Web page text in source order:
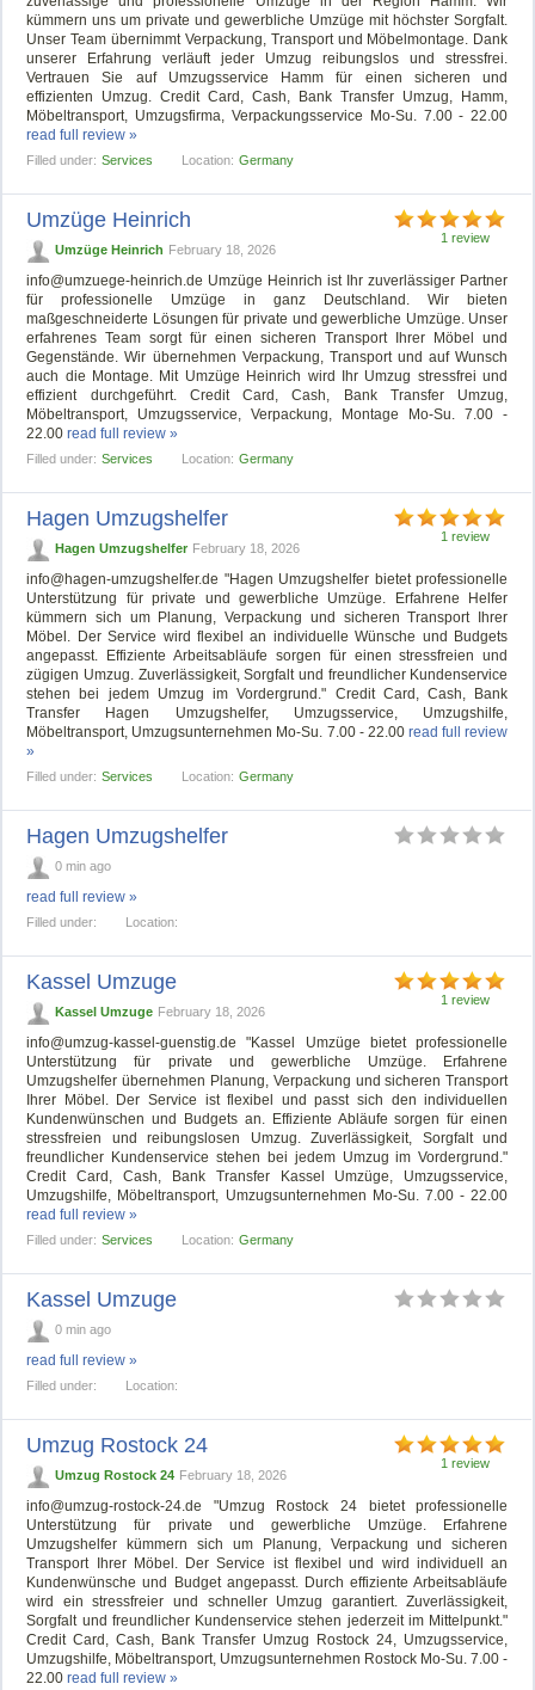
kümmern uns um private und gewerbliche Umzüge mit höchster Sorgfalt.
Unser Team übernimmt Verpackung, Transport und Möbelmontage. Dank
unserer Erfahrung verläuft jeder Umzug reibungslos und stressfrei.
Vertrauen Sie auf Umzugsservice Hamm für einen sicheren und
effizienten Umzug. Credit Card, Cash, Bank Transfer Umzug, Hamm,
Möbeltransport, Umzugsfirma, Verpackungsservice Mo-Su. 7.00 - 22.00
read full review »
Filled under: Services Location: Germany
1 review
Umzüge Heinrich
Umzüge Heinrich February 18, 2026
info@umzuege-heinrich.de Umzüge Heinrich ist Ihr zuverlässiger Partner
für professionelle Umzüge in ganz Deutschland. Wir bieten
maßgeschneiderte Lösungen für private und gewerbliche Umzüge. Unser
erfahrenes Team sorgt für einen sicheren Transport Ihrer Möbel und
Gegenstände. Wir übernehmen Verpackung, Transport und auf Wunsch
auch die Montage. Mit Umzüge Heinrich wird Ihr Umzug stressfrei und
effizient durchgeführt. Credit Card, Cash, Bank Transfer Umzug,
Möbeltransport, Umzugsservice, Verpackung, Montage Mo-Su. 7.00 -
22.00read full review »
Filled under: Services Location: Germany
1 review
Hagen Umzugshelfer
Hagen Umzugshelfer February 18, 2026
info@hagen-umzugshelfer.de "Hagen Umzugshelfer bietet professionelle
Unterstützung für private und gewerbliche Umzüge. Erfahrene Helfer
kümmern sich um Planung, Verpackung und sicheren Transport Ihrer
Möbel. Der Service wird flexibel an individuelle Wünsche und Budgets
angepasst. Effiziente Arbeitsabläufe sorgen für einen stressfreien und
zügigen Umzug. Zuverlässigkeit, Sorgfalt und freundlicher Kundenservice
stehen bei jedem Umzug im Vordergrund." Credit Card, Cash, Bank
Transfer Hagen Umzugshelfer, Umzugsservice, Umzugshilfe,
Möbeltransport, Umzugsunternehmen Mo-Su. 7.00 - 22.00 read full review
»
Filled under: Services Location: Germany
Hagen Umzugshelfer
0 min ago
read full review »
Filled under: Location:
1 review
Kassel Umzuge
Kassel Umzuge February 18, 2026
info@umzug-kassel-guenstig.de "Kassel Umzüge bietet professionelle
Unterstützung für private und gewerbliche Umzüge. Erfahrene
Umzugshelfer übernehmen Planung, Verpackung und sicheren Transport
Ihrer Möbel. Der Service ist flexibel und passt sich den individuellen
Kundenwünschen und Budgets an. Effiziente Abläufe sorgen für einen
stressfreien und reibungslosen Umzug. Zuverlässigkeit, Sorgfalt und
freundlicher Kundenservice stehen bei jedem Umzug im Vordergrund."
Credit Card, Cash, Bank Transfer Kassel Umzüge, Umzugsservice,
Umzugshilfe, Möbeltransport, Umzugsunternehmen Mo-Su. 7.00 - 22.00
read full review »
Filled under: Services Location: Germany
Kassel Umzuge
0 min ago
read full review »
Filled under: Location:
1 review
Umzug Rostock 24
Umzug Rostock 24 February 18, 2026
info@umzug-rostock-24.de "Umzug Rostock 24 bietet professionelle
Unterstützung für private und gewerbliche Umzüge. Erfahrene
Umzugshelfer kümmern sich um Planung, Verpackung und sicheren
Transport Ihrer Möbel. Der Service ist flexibel und wird individuell an
Kundenwünsche und Budget angepasst. Durch effiziente Arbeitsabläufe
wird ein stressfreier und schneller Umzug garantiert. Zuverlässigkeit,
Sorgfalt und freundlicher Kundenservice stehen jederzeit im Mittelpunkt."
Credit Card, Cash, Bank Transfer Umzug Rostock 24, Umzugsservice,
Umzugshilfe, Möbeltransport, Umzugsunternehmen Rostock Mo-Su. 7.00 -
22.00read full review »